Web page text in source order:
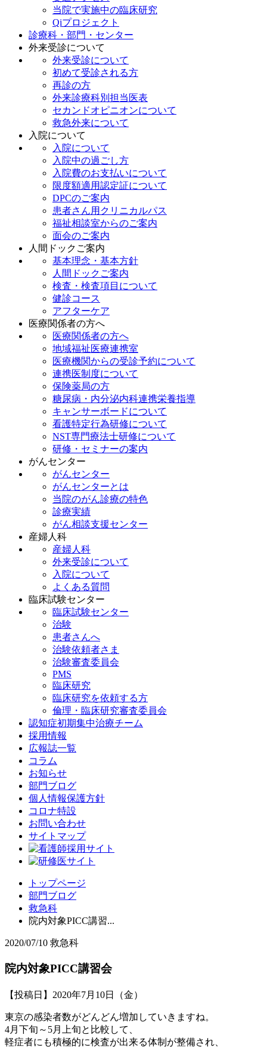
当院で実施中の臨床研究
Qiプロジェクト
診療科・部門・センター
外来受診について
外来受診について
初めて受診される方
再診の方
外来診療科別担当医表
セカンドオピニオンについて
救急外来について
入院について
入院について
入院中の過ごし方
入院費のお支払いについて
限度額適用認定証について
DPCのご案内
患者さん用クリニカルパス
福祉相談室からのご案内
面会のご案内
人間ドックご案内
基本理念・基本方針
人間ドックご案内
検査・検査項目について
健診コース
アフターケア
医療関係者の方へ
医療関係者の方へ
地域福祉医療連携室
医療機関からの受診予約について
連携医制度について
保険薬局の方
糖尿病・内分泌内科連携栄養指導
キャンサーボードについて
看護特定行為研修について
NST専門療法士研修について
研修・セミナーの案内
がんセンター
がんセンター
がんセンターとは
当院のがん診療の特色
診療実績
がん相談支援センター
産婦人科
産婦人科
外来受診について
入院について
よくある質問
臨床試験センター
臨床試験センター
治験
患者さんへ
治験依頼者さま
治験審査委員会
PMS
臨床研究
臨床研究を依頼する方
倫理・臨床研究審査委員会
認知症初期集中治療チーム
採用情報
広報誌一覧
コラム
お知らせ
部門ブログ
個人情報保護方針
コロナ特設
お問い合わせ
サイトマップ
トップページ
部門ブログ
救急科
院内対象PICC講習...
2020/07/10 救急科
院内対象PICC講習会
【投稿日】2020年7月10日（金）
東京の感染者数がどんどん増加していきますね。
4月下旬～5月上旬と比較して、
軽症者にも積極的に検査が出来る体制が整備され、